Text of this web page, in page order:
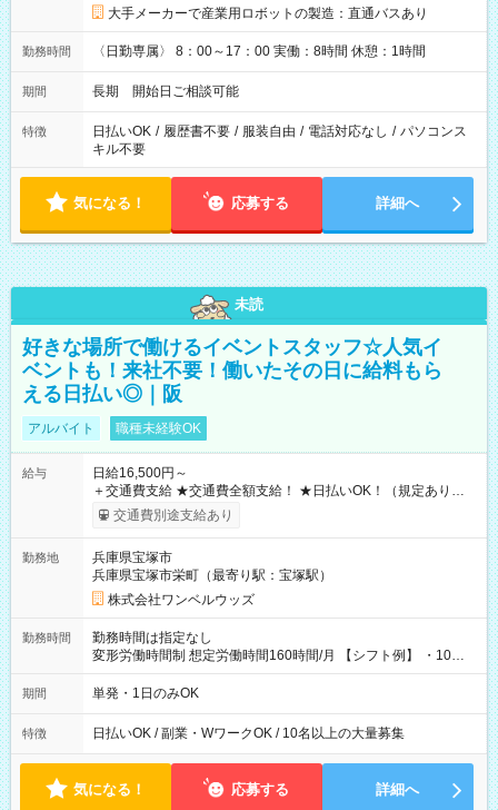
大手メーカーで産業用ロボットの製造：直通バスあり
勤務時間 〈日勤専属〉 8：00～17：00 実働：8時間 休憩：1時間
期間 長期 開始日ご相談可能
特徴 日払いOK / 履歴書不要 / 服装自由 / 電話対応なし / パソコンス
キル不要
気になる！ 応募する 詳細へ
未読
好きな場所で働けるイベントスタッフ☆人気イ
ベントも！来社不要！働いたその日に給料もら
える日払い◎｜阪
アルバイト 職種未経験OK
給与
日給16,500円～
＋交通費支給 ★交通費全額支給！ ★日払いOK！（規定あり） ┗
働いたその日に現金GET♪ お仕事後はコンビニATMから 日払
交通費別途支給あり
勤務地
兵庫県宝塚市
兵庫県宝塚市栄町（最寄り駅：宝塚駅）
株式会社ワンベルウッズ
勤務時間
勤務時間は指定なし
変形労働時間制 想定労働時間160時間/月 【シフト例】 ・10：
00～20：00
期間 単発・1日のみOK
特徴 日払いOK / 副業・WワークOK / 10名以上の大量募集
気になる！ 応募する 詳細へ